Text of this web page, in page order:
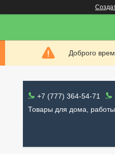
Доброго
+7 (777) 364-54-71
Товары для дома,